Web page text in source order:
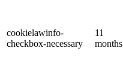
cookielawinfo-
checkbox-necessary
11
months